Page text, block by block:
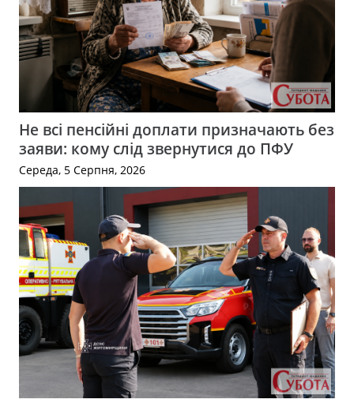
Не всі пенсійні доплати призначають без
заяви: кому слід звернутися до ПФУ
Середа, 5 Серпня, 2026